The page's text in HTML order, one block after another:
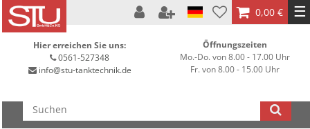
0,00 € ☰
Hier erreichen Sie uns:
0561-527348
info@stu-tanktechnik.de
Öffnungszeiten
Mo.-Do. von 8.00 - 17.00 Uhr
Fr. von 8.00 - 15.00 Uhr